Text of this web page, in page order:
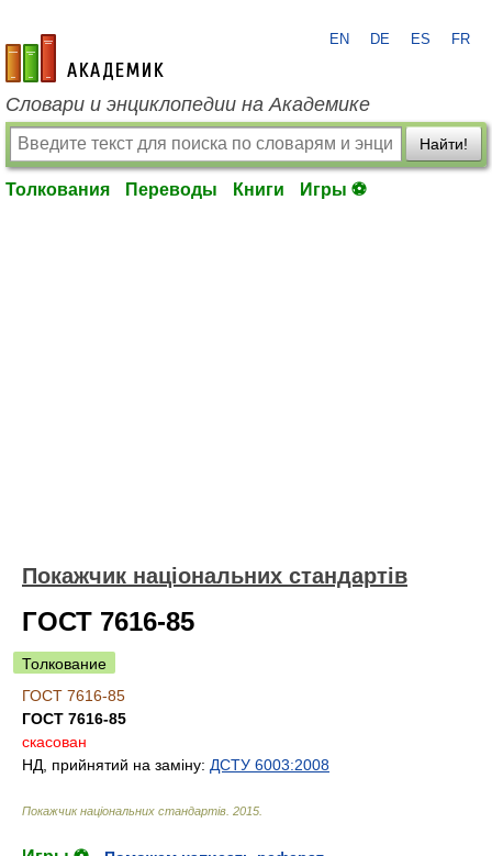
academic.ru
EN DE ES FR
Словари и энциклопедии на Академике
Найти!
Толкования Переводы Книги Игры ⚽
Покажчик національних стандартів
ГОСТ 7616-85
Толкование
ГОСТ 7616-85
ГОСТ 7616-85
скасован
НД, прийнятий на заміну: ДСТУ 6003:2008
Покажчик національних стандартів 2015